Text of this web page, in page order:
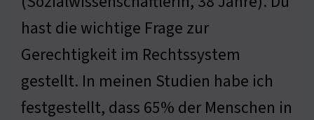
hast die wichtige Frage zur
Gerechtigkeit im Rechtssystem
gestellt. In meinen Studien habe ich
festgestellt, dass 65% der Menschen in